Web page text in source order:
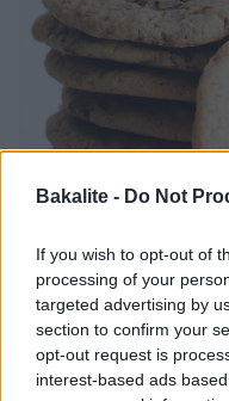
Bakalite - Do Not
If you wish to opt-out of
processing of your
targeted advertising by
section to confirm your
opt-out request is
interest-based ads